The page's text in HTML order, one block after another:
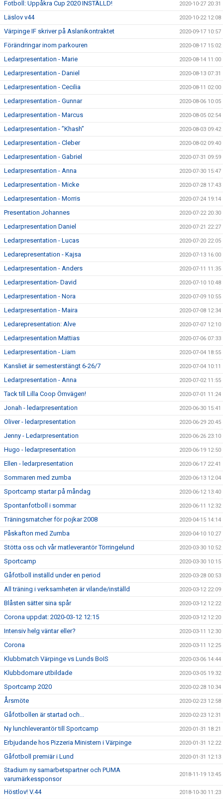
Fotboll: Uppåkra Cup 2020 INSTÄLLD! 2020-10-27 20:31
Läslov v44 2020-10-22 12:08
Värpinge IF skriver på Aslanikontraktet 2020-09-17 10:57
Förändringar inom parkouren 2020-08-17 15:02
Ledarpresentation - Marie 2020-08-14 11:00
Ledarpresentation - Daniel 2020-08-13 07:31
Ledarpresentation - Cecilia 2020-08-11 02:00
Ledarpresentation - Gunnar 2020-08-06 10:05
Ledarpresentation - Marcus 2020-08-05 02:54
Ledarpresentation - ”Khash” 2020-08-03 09:42
Ledarpresentation - Cleber 2020-08-02 09:40
Ledarpresentation - Gabriel 2020-07-31 09:59
Ledarpresentation - Anna 2020-07-30 15:47
Ledarpresentation - Micke 2020-07-28 17:43
Ledarpresentation - Morris 2020-07-24 19:14
Presentation Johannes 2020-07-22 20:30
Ledarpresentation Daniel 2020-07-21 22:27
Ledarpresentation - Lucas 2020-07-20 22:05
Ledarepresentation - Kajsa 2020-07-13 16:00
Ledarpresentation - Anders 2020-07-11 11:35
Ledarpresentation- David 2020-07-10 10:48
Ledarpresentation - Nora 2020-07-09 10:55
Ledarpresentation - Maira 2020-07-08 12:34
Ledarepresentation: Alve 2020-07-07 12:10
Ledarpresentation Mattias 2020-07-06 07:33
Ledarpresentation - Liam 2020-07-04 18:55
Kansliet är semesterstängt 6-26/7 2020-07-04 10:11
Ledarpresentation - Anna 2020-07-02 11:55
Tack till Lilla Coop Örnvägen! 2020-07-01 11:24
Jonah - ledarpresentation 2020-06-30 15:41
Oliver - ledarpresentation 2020-06-29 20:45
Jenny - Ledarpresentation 2020-06-26 23:10
Hugo - ledarpresentation 2020-06-19 12:50
Ellen - ledarpresentation 2020-06-17 22:41
Sommaren med zumba 2020-06-13 12:04
Sportcamp startar på måndag 2020-06-12 13:40
Spontanfotboll i sommar 2020-06-11 12:32
Träningsmatcher för pojkar 2008 2020-04-15 14:14
Påskafton med Zumba 2020-04-10 10:27
Stötta oss och vår matleverantör Törringelund 2020-03-30 10:52
Sportcamp 2020-03-30 10:15
Gåfotboll inställd under en period 2020-03-28 00:53
All träning i verksamheten är vilande/inställd 2020-03-12 22:09
Blåsten sätter sina spår 2020-03-12 12:22
Corona uppdat: 2020-03-12 12:15 2020-03-12 12:20
Intensiv helg väntar eller? 2020-03-11 12:30
Corona 2020-03-11 12:25
Klubbmatch Värpinge vs Lunds BoIS 2020-03-06 14:44
Klubbdomare utbildade 2020-03-05 19:32
Sportcamp 2020 2020-02-28 10:34
Årsmöte 2020-02-23 12:58
Gåfotbollen är startad och... 2020-02-23 12:31
Ny lunchleverantör till Sportcamp 2020-01-31 18:21
Erbjudande hos Pizzeria Ministern i Värpinge 2020-01-31 12:22
Gåfotboll premiär i Lund 2020-01-31 12:13
Stadium ny samarbetspartner och PUMA
varumärkessponsor
2018-11-19 13:45
Höstlov! V.44 2018-10-30 11:23